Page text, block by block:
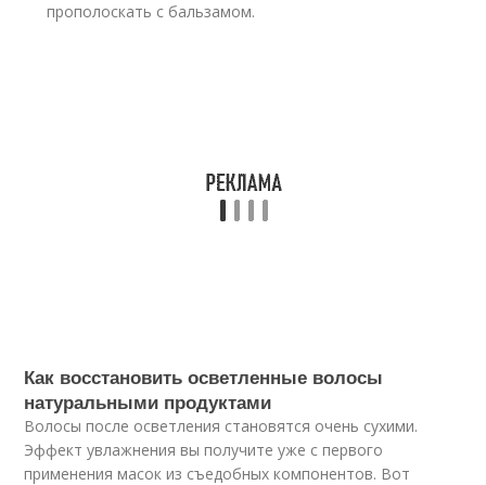
прополоскать с бальзамом.
Как восстановить осветленные волосы
натуральными продуктами
Волосы после осветления становятся очень сухими.
Эффект увлажнения вы получите уже с первого
применения масок из съедобных компонентов. Вот